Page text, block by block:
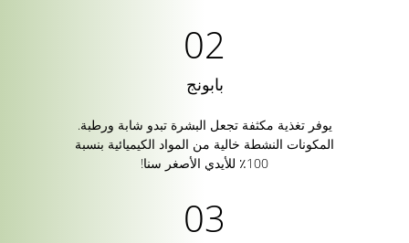
بابونج
يوفر تغذية مكثفة تجعل البشرة تبدو شابة ورطبة.
المكونات النشطة خالية من المواد الكيميائية بنسبة
100٪ للأيدي الأصغر سنا!